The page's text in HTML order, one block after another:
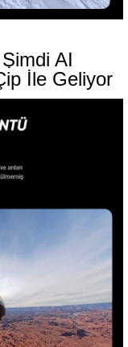
AI
İle Geliyor